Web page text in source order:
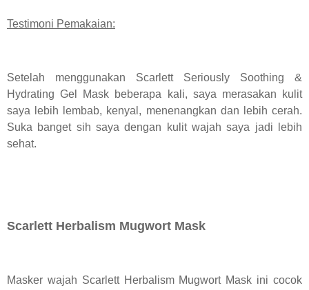
Testimoni Pemakaian:
Setelah menggunakan Scarlett Seriously Soothing &
Hydrating Gel Mask beberapa kali, saya merasakan kulit
saya lebih lembab, kenyal, menenangkan dan lebih cerah.
Suka banget sih saya dengan kulit wajah saya jadi lebih
sehat.
Scarlett Herbalism Mugwort Mask
Masker wajah Scarlett Herbalism Mugwort Mask ini cocok